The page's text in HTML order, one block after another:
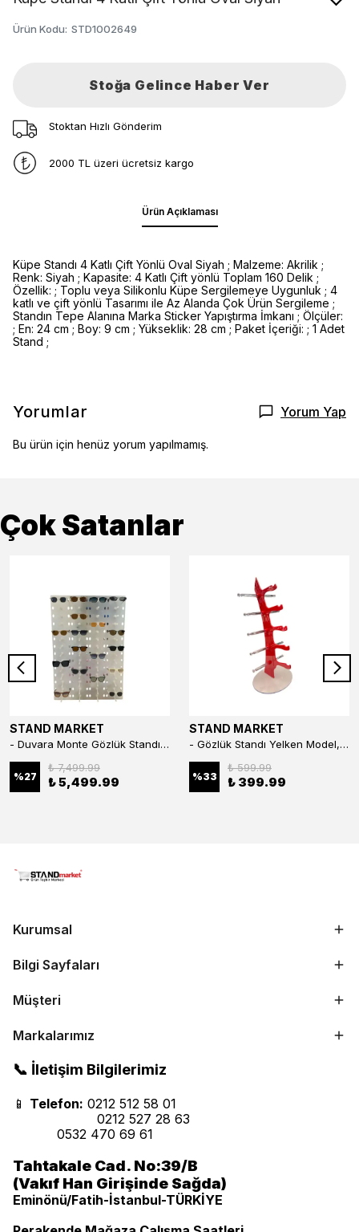
Ürün Kodu: STD1002649
Stoğa Gelince Haber Ver
Stoktan Hızlı Gönderim
2000 TL üzeri ücretsiz kargo
Ürün Açıklaması
Küpe Standı 4 Katlı Çift Yönlü Oval Siyah ; Malzeme: Akrilik ;
Renk: Siyah ; Kapasite: 4 Katlı Çift yönlü Toplam 160 Delik ;
Özellik: ; Toplu veya Silikonlu Küpe Sergilemeye Uygunluk ; 4
katlı ve çift yönlü Tasarımı ile Az Alanda Çok Ürün Sergileme ;
Standın Tepe Alanına Marka Sticker Yapıştırma İmkanı ; Ölçüler:
; En: 24 cm ; Boy: 9 cm ; Yükseklik: 28 cm ; Paket İçeriği: ; 1 Adet
Stand ;
Yorumlar Yorum Yap
Bu ürün için henüz yorum yapılmamış.
Çok Satanlar
STAND MARKET
- Duvara Monte Gözlük Standı 56'li Pleksi Glass | 99x67 cm Gözlük Teşhir Standı
%27
₺ 7,499.99
₺ 5,499.99
STAND MARKET
- Gözlük Standı Yelken Model, 5 Gözlük Kapasiteli Standı Kırmızı
%33
₺ 599.99
₺ 399.99
Kurumsal
Bilgi Sayfaları
Müşteri
Markalarımız
📞 İletişim Bilgilerimiz
📱 Telefon: 0212 512 58 01
0212 527 28 63
0532 470 69 61
Tahtakale Cad. No:39/B
(Vakıf Han Girişinde Sağda)
Eminönü/Fatih-İstanbul-TÜRKİYE